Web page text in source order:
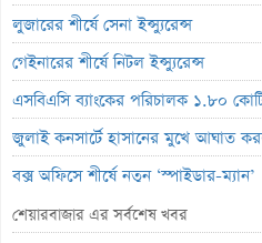
লুজারের শীর্ষে সেনা ইন্স্যুরেন্স
গেইনারের শীর্ষে নিটল ইন্স্যুরেন্স
এসবিএসি ব্যাংকের পরিচালক ১.৮০
জুলাই কনসার্টে হাসানের মুখে আঘাত
বক্স অফিসে শীর্ষে নতুন ‘স্পাইডার-ম্যান’
ভরিতে প্রায় ১০ হাজার টাকা বাড়ল স্বর্ণের
শেয়ারবাজার এর সর্বশেষ খবর